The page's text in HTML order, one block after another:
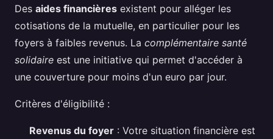
Des aides financières existent pour alléger les
cotisations de la mutuelle, en particulier pour les
foyers à faibles revenus. La complémentaire santé
solidaire est une initiative qui permet d'accéder à
une couverture pour moins d'un euro par jour.
Critères d'éligibilité :
Revenus du foyer : Votre situation financière est